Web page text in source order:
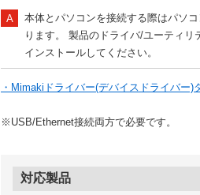
本体とパソコンを接続する際はパソ
ります。 製品のドライバ/ユーティ
インストールしてください。
・Mimakiドライバー(デバイスドライバー)
※USB/Ethernet接続両方で必要です。
対応製品